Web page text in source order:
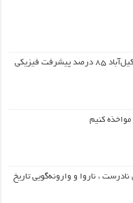
طراحی شهری محدوده قلعه وکیل‌آباد ۸۵ درصد پیشرفت فیزیکی
کنیم
، ناروا و وارونه‌گویی تاریخ